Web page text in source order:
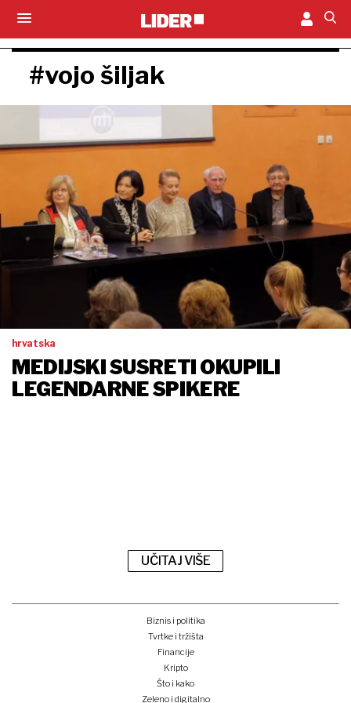
#vojo šiljak
hrvatska
MEDIJSKI SUSRETI OKUPILI
LEGENDARNE SPIKERE
UČITAJ VIŠE
Biznis i politika
Tvrtke i tržišta
Financije
Kripto
Što i kako
Zeleno i digitalno